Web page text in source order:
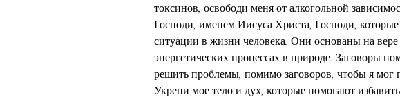
токсинов, освободи меня от алкогольной
Господи, именем Иисуса Христа, Господи,
ситуации в жизни человека. Они основаны на
энергетических процессах в природе. Заговоры
решить проблемы, помимо заговоров, чтобы я мог
Укрепи мое тело и дух, которые помогают